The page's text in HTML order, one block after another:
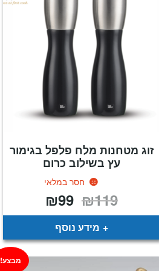
זוג מטחנות מלח פלפל בגימור
עץ בשילוב כרום
חסר במלאי
₪119 המחיר
המקורי
היה:
₪99
הוא:
מידע נוסף
מבצע!